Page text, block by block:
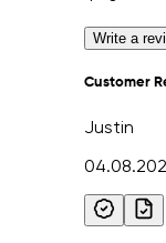
Write a
Customer
Justin